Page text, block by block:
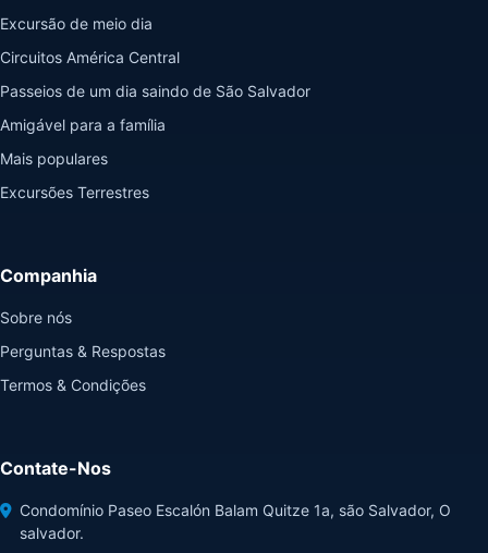
Excursão de meio dia
Circuitos América Central
Passeios de um dia saindo de São Salvador
Amigável para a família
Mais populares
Excursões Terrestres
Companhia
Sobre nós
Perguntas & Respostas
Termos & Condições
Contate-Nos
Condomínio Paseo Escalón Balam Quitze 1a, são Salvador, O
salvador.